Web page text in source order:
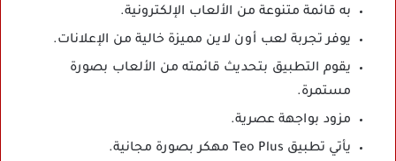
به قائمة متنوعة من الألعاب الإلكترونية.
يوفر تجربة لعب أون لاين مميزة خالية من الإعلانات.
يقوم التطبيق بتحديث قائمته من الألعاب بصورة
مستمرة.
مزود بواجهة عصرية.
يأتي تطبيق Teo Plus مهكر بصورة مجانية.